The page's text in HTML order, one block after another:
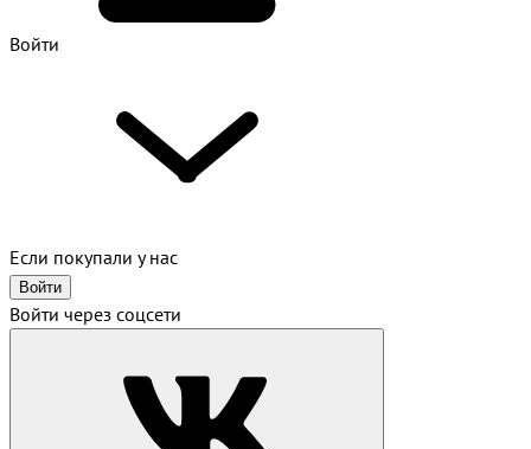
Войти
Если покупали у нас
Войти
Войти через соцсети